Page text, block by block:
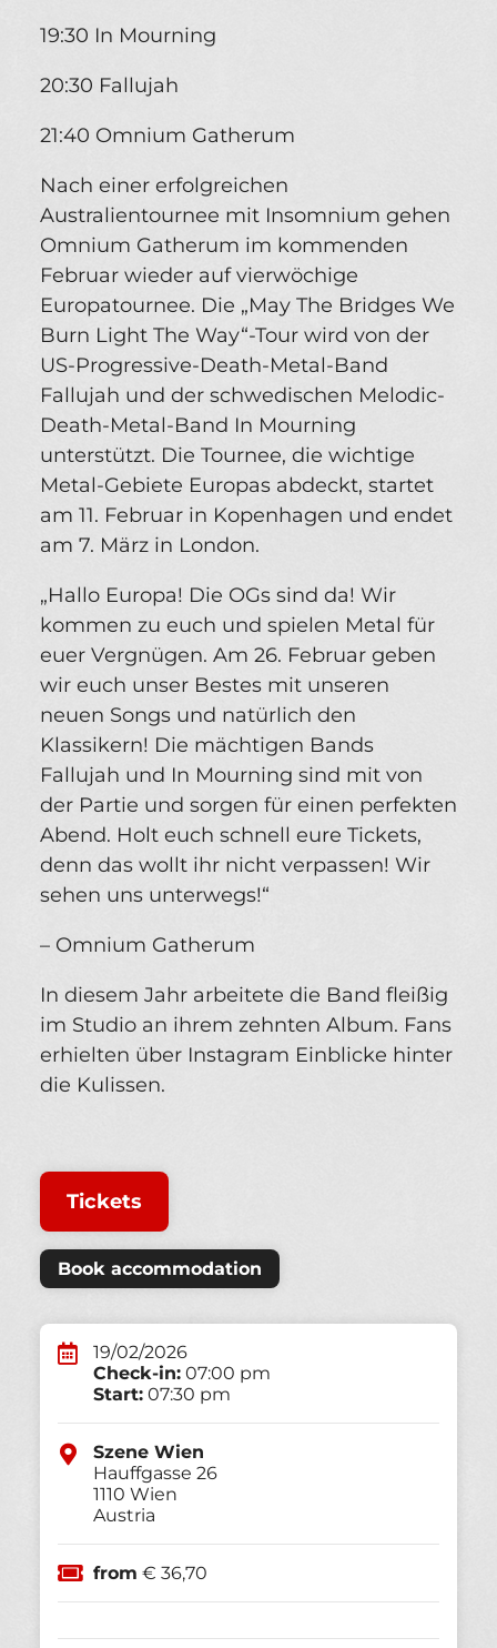
19:30 In Mourning
20:30 Fallujah
21:40 Omnium Gatherum
Nach einer erfolgreichen
Australientournee mit Insomnium gehen
Omnium Gatherum im kommenden
Februar wieder auf vierwöchige
Europatournee. Die „May The Bridges We
Burn Light The Way“-Tour wird von der
US-Progressive-Death-Metal-Band
Fallujah und der schwedischen Melodic-
Death-Metal-Band In Mourning
unterstützt. Die Tournee, die wichtige
Metal-Gebiete Europas abdeckt, startet
am 11. Februar in Kopenhagen und endet
am 7. März in London.
„Hallo Europa! Die OGs sind da! Wir
kommen zu euch und spielen Metal für
euer Vergnügen. Am 26. Februar geben
wir euch unser Bestes mit unseren
neuen Songs und natürlich den
Klassikern! Die mächtigen Bands
Fallujah und In Mourning sind mit von
der Partie und sorgen für einen perfekten
Abend. Holt euch schnell eure Tickets,
denn das wollt ihr nicht verpassen! Wir
sehen uns unterwegs!“
– Omnium Gatherum
In diesem Jahr arbeitete die Band fleißig
im Studio an ihrem zehnten Album. Fans
erhielten über Instagram Einblicke hinter
die Kulissen.
Tickets
Book accommodation
19/02/2026
Check-in: 07:00 pm
Start: 07:30 pm
Szene Wien
Hauffgasse 26
1110 Wien
Austria
from € 36,70